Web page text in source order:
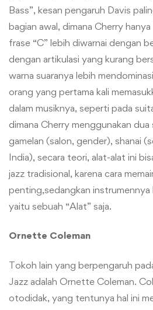
Bass”, kesan pengaruh Davis
bagian awal, dimana Cherry
frase “C” lebih diwarnai dengan
dengan artikulasi yang kurang
warna suaranya lebih
orang yang pertama kali
dalam musiknya, seperti pada
dimana Cherry menggunakan
gamelan (salon, gender), shanai
India), secara teori, alat-alat ini
jazz tradisional, karena cara
penting,sedangkan
yaitu sebuah “Alat” saja.
Ornette Coleman
Tokoh lain yang berpengaruh
Jazz adalah Ornette Coleman.
otodidak, yang tentunya hal ini